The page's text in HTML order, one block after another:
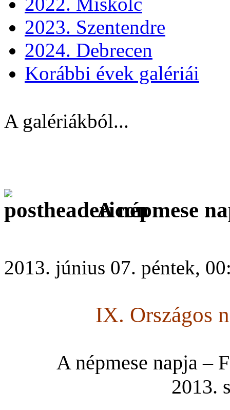
2023. Szentendre
2024. Debrecen
Korábbi évek galériái
A galériákból...
A népmese
2013. június 07. péntek,
IX. Országos
A népmese napja –
2013.